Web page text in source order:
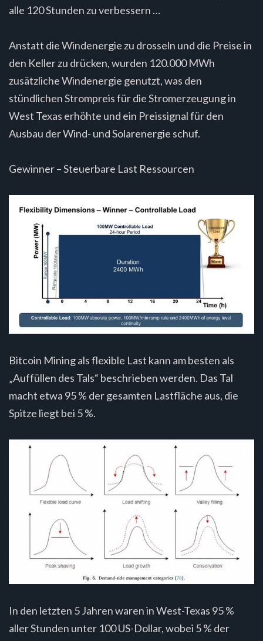
alle 120 Stunden zu verbessern …
Anstatt die Windenergie zu drosseln und die Preise in
den Keller zu drücken, wurden 120.000 MWh
zusätzliche Windenergie genutzt, was den
stündlichen Strompreis für die Stromerzeugung in
West Texas erhöhte und ein Preissignal für den
Ausbau der Wind- und Solarenergie schuf.
Gewinner – Steuerbare Last Ressourcen
Bitcoin Mining als flexible Last kann am besten als
„Auffüllen des Tals“ beschrieben werden. Das Tal
macht etwa 95 % der gesamten Lastfläche aus, die
Spitze liegt bei 5 %.
In den letzten 5 Jahren waren in West-Texas 95 %
aller Stunden unter 100 US-Dollar, wobei 5 % der